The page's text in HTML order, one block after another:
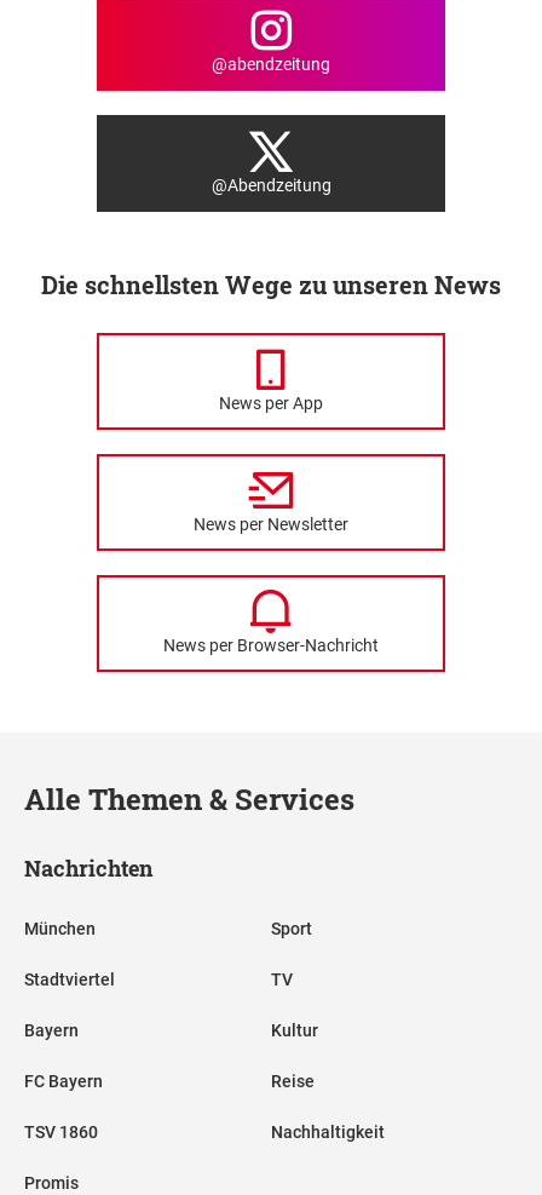
@abendzeitung
@Abendzeitung
Die schnellsten Wege zu unseren News
News per App
News per Newsletter
News per Browser-Nachricht
Alle Themen & Services
Nachrichten
München
Stadtviertel
Bayern
FC Bayern
TSV 1860
Promis
Sport
TV
Kultur
Reise
Nachhaltigkeit